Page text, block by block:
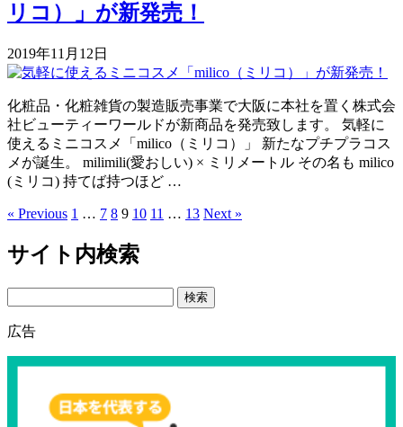
リコ）」が新発売！
2019年11月12日
化粧品・化粧雑貨の製造販売事業で大阪に本社を置く株式会
社ビューティーワールドが新商品を発売致します。 気軽に
使えるミニコスメ「milico（ミリコ）」 新たなプチプラコス
メが誕生。 milimili(愛おしい) × ミリメートル その名も milico
(ミリコ) 持てば持つほど …
« Previous 1 … 7 8 9 10 11 … 13 Next »
サイト内検索
Search
広告